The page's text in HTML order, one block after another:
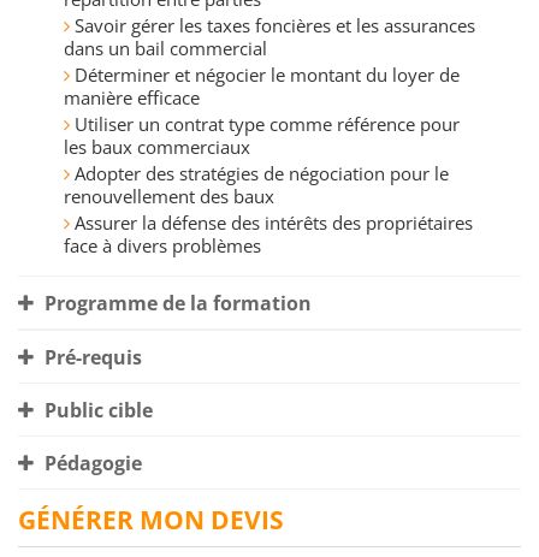
Savoir gérer les taxes foncières et les assurances
dans un bail commercial
Déterminer et négocier le montant du loyer de
manière efficace
Utiliser un contrat type comme référence pour
les baux commerciaux
Adopter des stratégies de négociation pour le
renouvellement des baux
Assurer la défense des intérêts des propriétaires
face à divers problèmes
Programme de la formation
Pré-requis
Public cible
Pédagogie
GÉNÉRER MON DEVIS